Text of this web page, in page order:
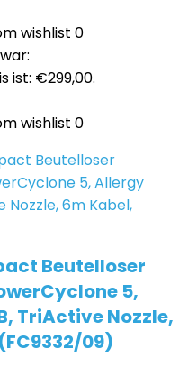
wishlist 0
ist: €299,00.
wishlist 0
Beutelloser
5,
TriActive Nozzle,
09)